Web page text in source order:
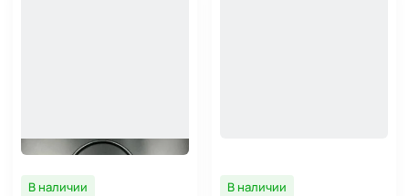
В наличии
В наличии